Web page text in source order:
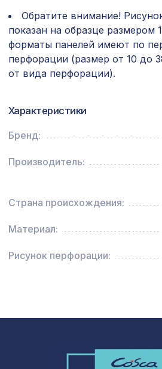
Профиль кромочный,
Архитектурная доска,
2,0м, шелковое дерево
Консоль для балки
Обратите внимание!
показан на образце размером
форматы панелей имеют по
перфорации (размер от 10 до
от вида перфорации).
Характеристики
Бренд:
Производитель:
Страна происхождения:
Материал:
Рисунок перфорации: